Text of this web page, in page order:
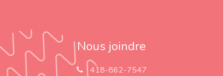
Nous joindre
418-862-7547